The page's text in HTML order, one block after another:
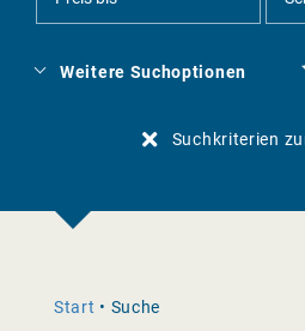
Weitere Suchoptionen
Suchkriterien
Start • Suche